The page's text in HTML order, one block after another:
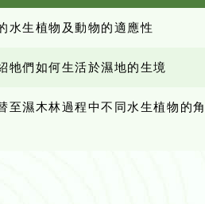
水生植物及動物的適應性
牠們如何生活於濕地的生境
至濕木林過程中不同水生植物的